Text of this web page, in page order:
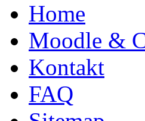
Home
Moodle &
Kontakt
FAQ